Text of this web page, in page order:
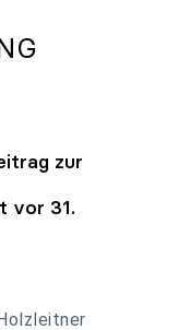
zur
vor 31.